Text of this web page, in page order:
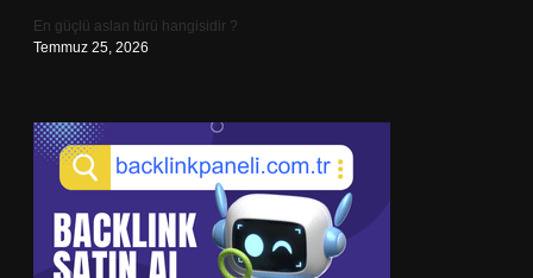
En güçlü aslan türü hangisidir ?
Temmuz 25, 2026